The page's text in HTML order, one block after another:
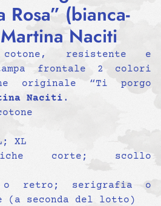
Rosa” (bianca-
Naciti
resistente e
frontale 2 colori
originale “Ti porgo
Naciti .
XL
corte; scollo
retro; serigrafia o
seconda del lotto)